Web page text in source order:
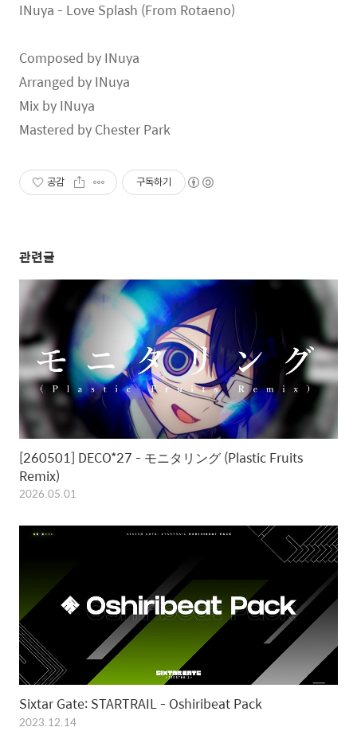
INuya - Love Splash (From Rotaeno)
Composed by INuya
Arranged by INuya
Mix by INuya
Mastered by Chester Park
공감 구독하기
관련글
[260501] DECO*27 - モニタリング (Plastic Fruits
Remix)
2026.05.01
Sixtar Gate: STARTRAIL - Oshiribeat Pack
2023.12.14